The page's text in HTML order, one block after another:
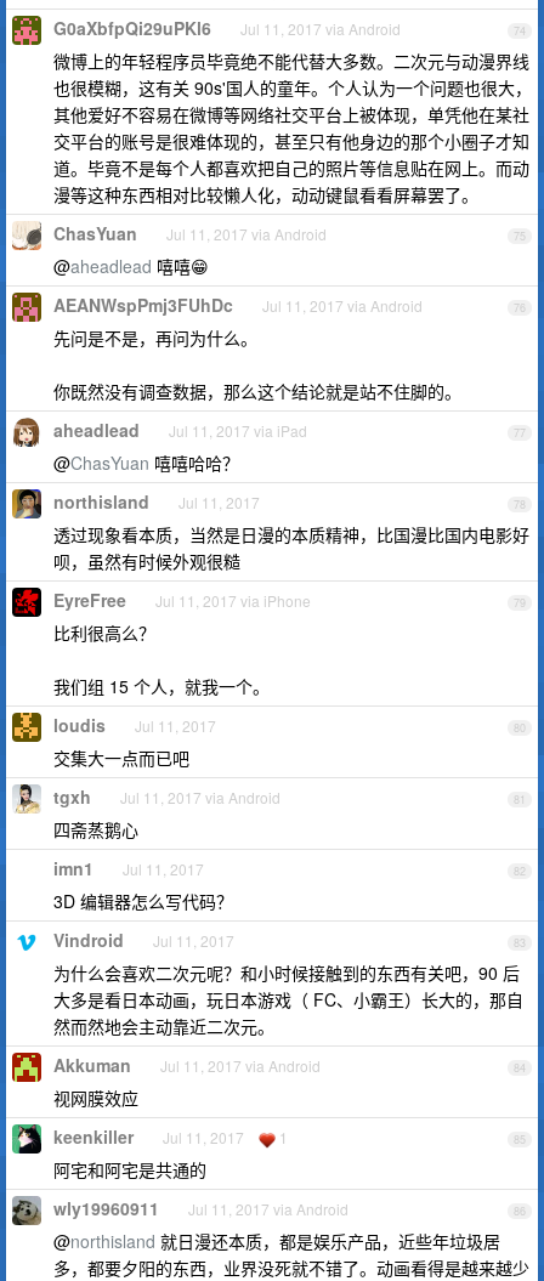
74
G0aXbfpQi29uPKl6 Jul 11, 2017 via Android
微博上的年轻程序员毕竟绝不能代替大多数。二次元与动漫界线
也很模糊，这有关 90s'国人的童年。个人认为一个问题也很大，
其他爱好不容易在微博等网络社交平台上被体现，单凭他在某社
交平台的账号是很难体现的，甚至只有他身边的那个小圈子才知
道。毕竟不是每个人都喜欢把自己的照片等信息贴在网上。而动
漫等这种东西相对比较懒人化，动动键鼠看看屏幕罢了。
75
ChasYuan Jul 11, 2017 via Android
@aheadlead 嘻嘻😁
76
AEANWspPmj3FUhDc Jul 11, 2017 via Android
先问是不是，再问为什么。
你既然没有调查数据，那么这个结论就是站不住脚的。
77
aheadlead Jul 11, 2017 via iPad
@ChasYuan 嘻嘻哈哈？
78
northisland Jul 11, 2017
透过现象看本质，当然是日漫的本质精神，比国漫比国内电影好
呗，虽然有时候外观很糙
79
EyreFree Jul 11, 2017 via iPhone
比利很高么？
我们组 15 个人，就我一个。
80
loudis Jul 11, 2017
交集大一点而已吧
81
tgxh Jul 11, 2017 via Android
四斋蒸鹅心
82
imn1 Jul 11, 2017
3D 编辑器怎么写代码？
83
Vindroid Jul 11, 2017
为什么会喜欢二次元呢？和小时候接触到的东西有关吧，90 后
大多是看日本动画，玩日本游戏（ FC、小霸王）长大的，那自
然而然地会主动靠近二次元。
84
Akkuman Jul 11, 2017 via Android
视网膜效应
85
keenkiller Jul 11, 2017 1
阿宅和阿宅是共通的
86
wly19960911 Jul 11, 2017 via Android
@northisland 就日漫还本质，都是娱乐产品，近些年垃圾居
多，都要夕阳的东西，业界没死就不错了。动画看得是越来越少